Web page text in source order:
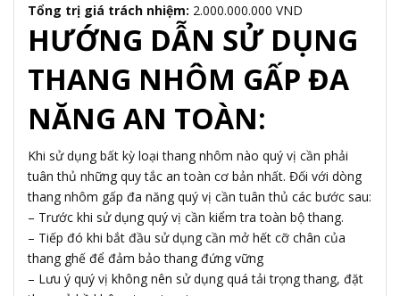
Tổng trị giá trách nhiệm: 2.000.000.000 VND
HƯỚNG DẪN SỬ DỤNG
THANG NHÔM GẤP ĐA
NĂNG AN TOÀN:
Khi sử dụng bất kỳ loại thang nhôm nào quý vị cần phải
tuân thủ những quy tắc an toàn cơ bản nhất. Đối với dòng
thang nhôm gấp đa năng quý vị cần tuân thủ các bước sau:
– Trước khi sử dụng quý vị cần kiểm tra toàn bộ thang.
– Tiếp đó khi bắt đầu sử dụng cần mở hết cỡ chân của
thang ghế để đảm bảo thang đứng vững
– Lưu ý quý vị không nên sử dụng quá tải trọng thang, đặt